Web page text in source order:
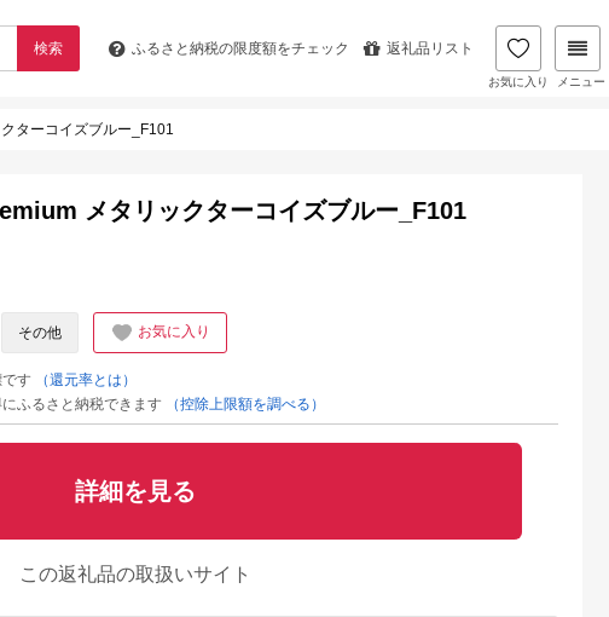
検索 ふるさと納税の限度額をチェック 返礼品リスト
お気に入り メニュー
ターコイズブルー_F101
メタリックターコイズブルー_F101
その他 お気に入り
す
（還元率とは）
ふるさと納税できます
（控除上限額を調べる）
詳細を見る
この返礼品の取扱いサイト